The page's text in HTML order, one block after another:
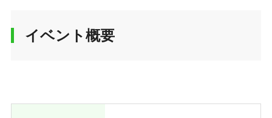
イベント概要